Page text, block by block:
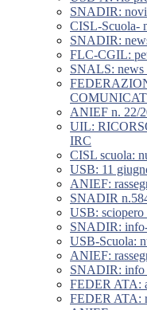
SNADIR:
CISL-Scuola-
SNADIR:
FLC-CGIL:
SNALS: news
ANIEF n. 22/
UIL:
IRC
CISL scuola:
USB: 11
ANIEF:
SNADIR
USB: sciopero
SNADIR:
USB-Scuola:
ANIEF:
SNADIR: info
FEDER ATA:
FEDER ATA: